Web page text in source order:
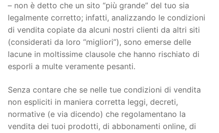
– non è detto che un sito “più grande” del tuo sia
legalmente corretto; infatti, analizzando le condizioni
di vendita copiate da alcuni nostri clienti da altri siti
(considerati da loro “migliori”), sono emerse delle
lacune in moltissime clausole che hanno rischiato di
esporli a multe veramente pesanti.
Senza contare che se nelle tue condizioni di vendita
non espliciti in maniera corretta leggi, decreti,
normative (e via dicendo) che regolamentano la
vendita dei tuoi prodotti, di abbonamenti online, di